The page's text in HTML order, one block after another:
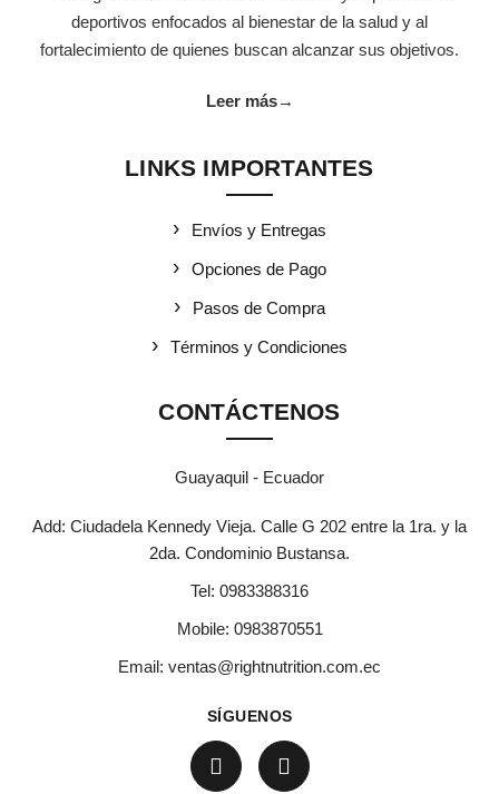
deportivos enfocados al bienestar de la salud y al
fortalecimiento de quienes buscan alcanzar sus objetivos.
Leer más→
LINKS IMPORTANTES
Envíos y Entregas
Opciones de Pago
Pasos de Compra
Términos y Condiciones
CONTÁCTENOS
Guayaquil - Ecuador
Add: Ciudadela Kennedy Vieja. Calle G 202 entre la 1ra. y la
2da. Condominio Bustansa.
Tel: 0983388316
Mobile: 0983870551
Email: ventas@rightnutrition.com.ec
SÍGUENOS